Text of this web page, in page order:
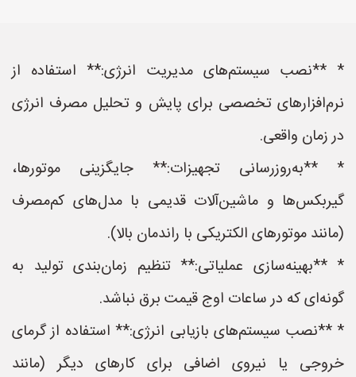
* **نصب سیستم‌های مدیریت انرژی:** استفاده از
نرم‌افزارهای تخصصی برای پایش و تحلیل مصرف انرژی
در زمان واقعی.
* **به‌روزرسانی تجهیزات:** جایگزینی موتورها،
گیربکس‌ها و ماشین‌آلات قدیمی با مدل‌های کم‌مصرف
(مانند موتورهای الکتریکی با راندمان بالا).
* **بهینه‌سازی عملیاتی:** تنظیم زمان‌بندی تولید به
گونه‌ای که در ساعات اوج قیمت برق نباشد.
* **نصب سیستم‌های بازیابی انرژی:** استفاده از گرمای
خروجی یا نیروی اضافی برای کارهای دیگر (مانند